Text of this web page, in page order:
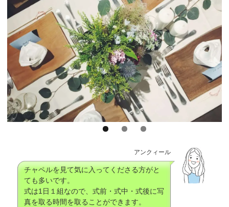
アンクィール
チャペルを見て気に入ってくださる方がと
ても多いです。
式は1日１組なので、式前・式中・式後に写
真を取る時間を取ることができます。